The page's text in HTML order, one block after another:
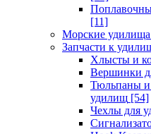
[11]
Морские удилища
Запчасти к
Хлысты и
Вершинки
Тюльпаны и
удилищ [54]
Чехлы для